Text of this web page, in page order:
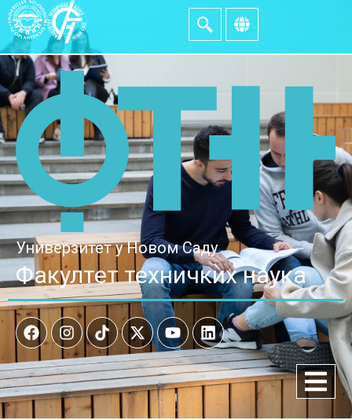
Универзитет у Новом Саду
Факултет техничких наука